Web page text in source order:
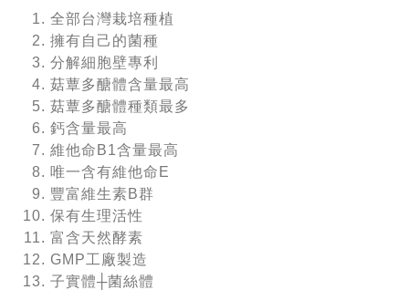
全部台灣栽培種植
擁有自己的菌種
分解細胞壁專利
菇蕈多醣體含量最高
菇蕈多醣體種類最多
鈣含量最高
維他命B1含量最高
唯一含有維他命E
豐富維生素B群
保有生理活性
富含天然酵素
GMP工廠製造
子實體┼菌絲體